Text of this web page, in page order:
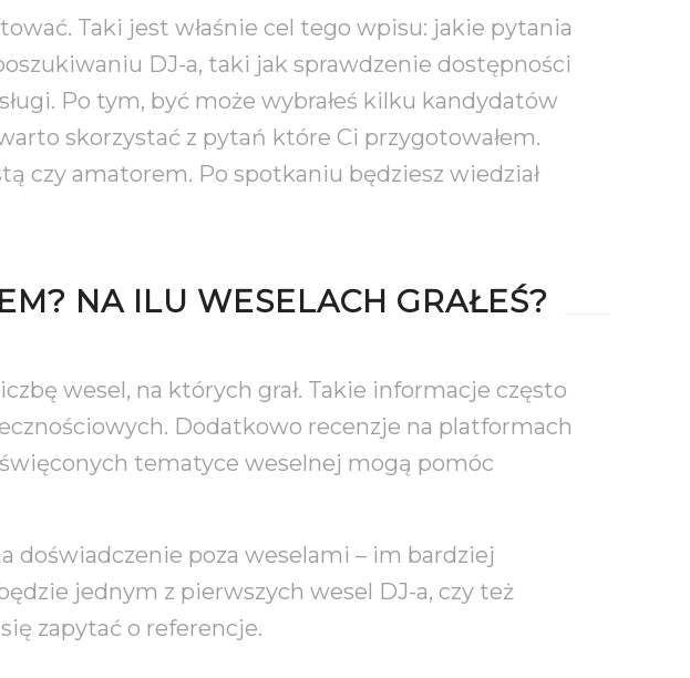
Taki jest właśnie cel tego wpisu: jakie pytania
DJ-a, taki jak sprawdzenie dostępności
Po tym, być może wybrałeś kilku kandydatów
skorzystać z pytań które Ci przygotowałem.
czy amatorem. Po spotkaniu będziesz wiedział
NA ILU WESELACH GRAŁEŚ?
wesel, na których grał. Takie informacje często
Dodatkowo recenzje na platformach
tematyce weselnej mogą pomóc
doświadczenie poza weselami – im bardziej
jednym z pierwszych wesel DJ-a, czy też
zapytać o referencje.